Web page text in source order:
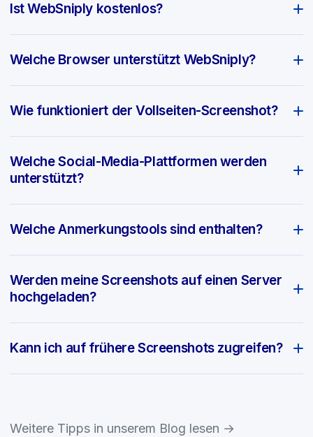
Ist WebSniply kostenlos?
Welche Browser unterstützt WebSniply?
Wie funktioniert der Vollseiten-Screenshot?
Welche Social-Media-Plattformen werden
unterstützt?
Welche Anmerkungstools sind enthalten?
Werden meine Screenshots auf einen Server
hochgeladen?
Kann ich auf frühere Screenshots zugreifen?
Weitere Tipps in unserem Blog lesen →